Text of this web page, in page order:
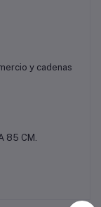
y cadenas
85 CM.